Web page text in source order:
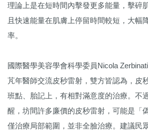
理論上是在短時間內擊發更多能量，擊碎
且快速能量在肌膚上停留時間較短，大幅
率。
國際醫學美容學會科學委員Nicola
芃年醫師交流皮秒雷射，雙方皆認為，皮
班點、胎記上，有相對滿意度的治療。不
醒，坊間許多廉價的皮秒雷射，可能是「
僅治療局部範圍，並非全臉治療。建議民